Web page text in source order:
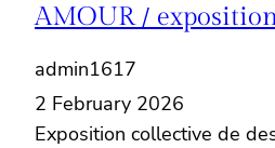
AMOUR /
admin1617
2 February 2026
Exposition collective de